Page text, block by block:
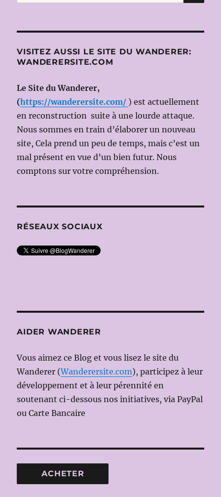
pour :
VISITEZ AUSSI LE SITE DU WANDERER:
WANDERERSITE.COM
Le Site du Wanderer,
(https://wanderersite.com/ ) est actuellement
en reconstruction suite à une lourde attaque.
Nous sommes en train d’élaborer un nouveau
site, Cela prend un peu de temps, mais c’est un
mal présent en vue d’un bien futur. Nous
comptons sur votre compréhension.
RÉSEAUX SOCIAUX
AIDER WANDERER
Vous aimez ce Blog et vous lisez le site du
Wanderer (Wanderersite.com), participez à leur
développement et à leur pérennité en
soutenant ci-dessous nos initiatives, via PayPal
ou Carte Bancaire